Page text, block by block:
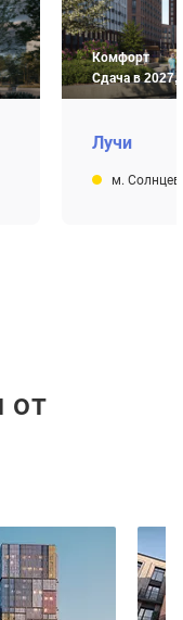
Комфорт
Сдача в 2027,
Лучи
м.
от